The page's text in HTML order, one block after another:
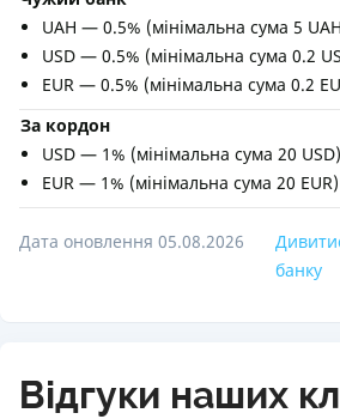
UAH — 0.5% (мінімальна сума 5
USD — 0.5% (мінімальна сума 0.2
EUR — 0.5% (мінімальна сума 0.2
За кордон
USD — 1% (мінімальна сума 20 USD)
EUR — 1% (мінімальна сума 20 EUR)
Дата оновлення 05.08.2026
банку
Відгуки наших